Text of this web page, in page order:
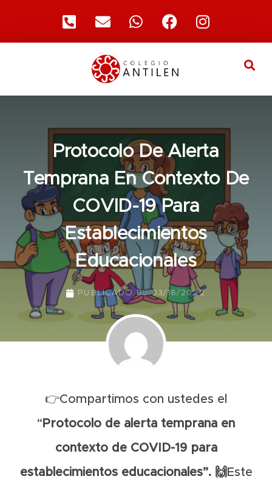
Protocolo De Alerta
Temprana En Contexto De
COVID-19 Para
Establecimientos
Educacionales
PUBLICADO EL03/18/2022
👉Compartimos con ustedes el
“ Protocolo de alerta temprana en
contexto de COVID-19 para
establecimientos educacionales”. 🙌 Este